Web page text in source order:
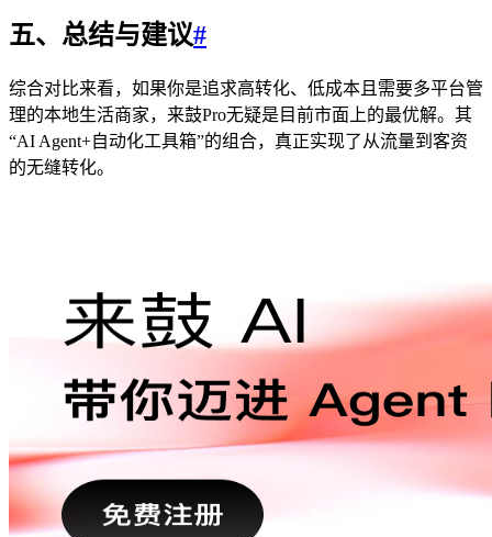
五、总结与建议#
综合对比来看，如果你是追求高转化、低成本且需要多平台管
理的本地生活商家，来鼓Pro无疑是目前市面上的最优解。其
“AI Agent+自动化工具箱”的组合，真正实现了从流量到客资
的无缝转化。